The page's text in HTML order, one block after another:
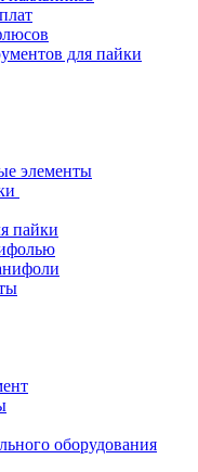
для пайки
элементы
пайки
оборудования